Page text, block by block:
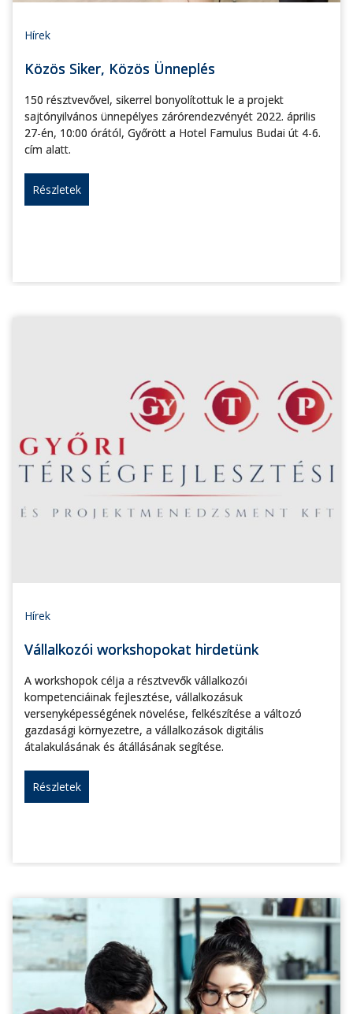
Hírek
Közös Siker, Közös Ünneplés
150 résztvevővel, sikerrel bonyolítottuk le a projekt
sajtónyilvános ünnepélyes zárórendezvényét 2022. április
27-én, 10:00 órától, Győrött a Hotel Famulus Budai út 4-6.
cím alatt.
Részletek
Hírek
Vállalkozói workshopokat hirdetünk
A workshopok célja a résztvevők vállalkozói
kompetenciáinak fejlesztése, vállalkozásuk
versenyképességének növelése, felkészítése a változó
gazdasági környezetre, a vállalkozások digitális
átalakulásának és átállásának segítése.
Részletek